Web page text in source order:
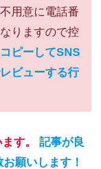
用意に電話番
りますので控
ピーしてSNS
ビューする行
す。
記事が良
願いします！